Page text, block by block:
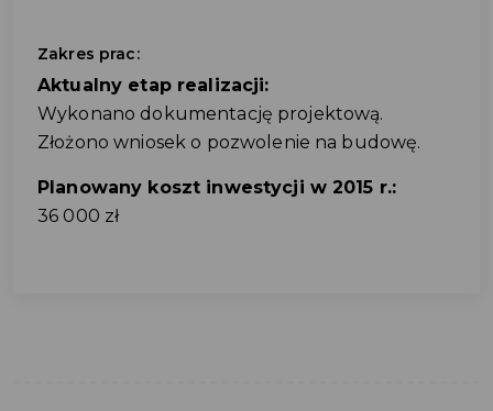
Zakres prac:
Aktualny etap realizacji:
Wykonano dokumentację projektową.
Złożono wniosek o pozwolenie na budowę.
Planowany koszt inwestycji w 2015 r.:
36 000 zł